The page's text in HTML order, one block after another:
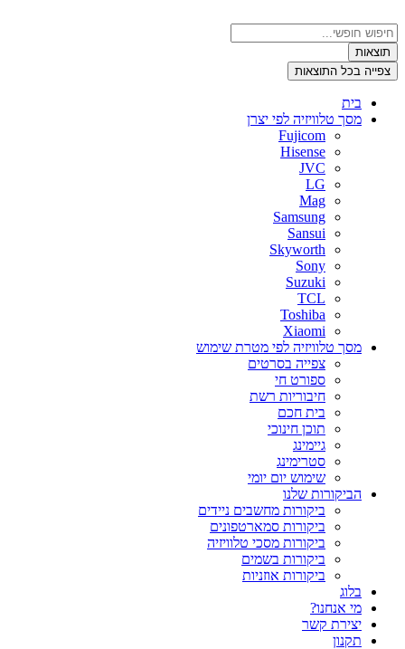
לתוכן
Search
...תוצאות
צפייה בכל התוצאות
בית
מסך טלוויזיה לפי יצרן
Fujicom
Hisense
JVC
LG
Mag
Samsung
Sansui
Skyworth
Sony
Suzuki
TCL
Toshiba
Xiaomi
מסך טלוויזיה לפי מטרת שימוש
צפייה בסרטים
ספורט חי
חיבוריות רשת
בית חכם
תוכן חינוכי
גיימינג
סטרימינג
שימוש יום יומי
הביקורות שלנו
ביקורות מחשבים ניידים
ביקורות סמארטפונים
ביקורות מסכי טלוויזיה
ביקורות בשמים
ביקורות אוזניות
בלוג
מי אנחנו?
יצירת קשר
תקנון